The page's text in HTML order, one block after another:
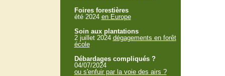
Foires forestières
été 2024 en Europe
Soin aux plantations
2 juillet 2024 dégagements en forêt
école
Débardages compliqués ?
04/07/2024
ou s'enfuir par la voie des airs ?